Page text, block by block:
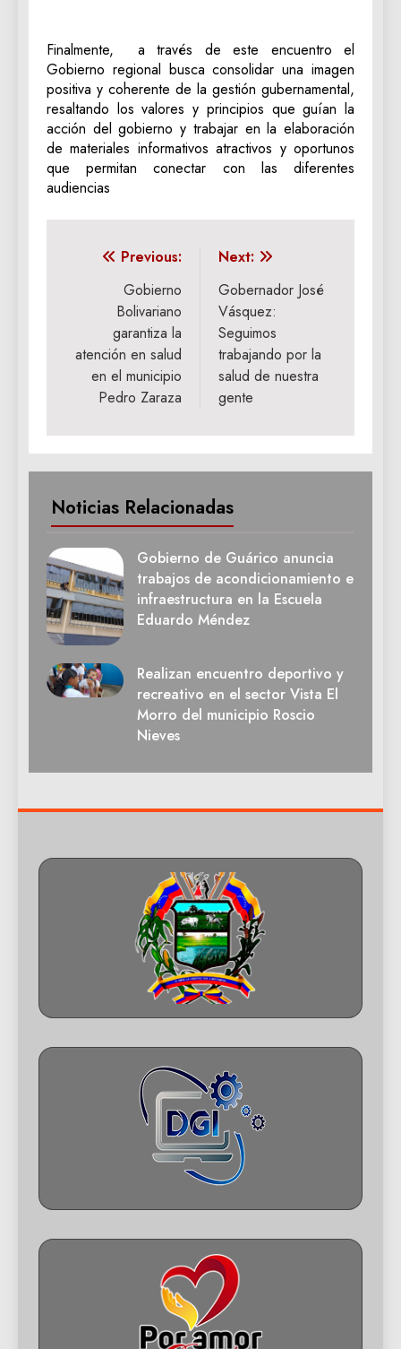
Finalmente, a través de este encuentro el
Gobierno regional busca consolidar una imagen
positiva y coherente de la gestión gubernamental,
resaltando los valores y principios que guían la
acción del gobierno y trabajar en la elaboración
de materiales informativos atractivos y oportunos
que permitan conectar con las diferentes
audiencias
Navegación
entradas
Previous:
Gobierno
Bolivariano
garantiza la
atención en salud
en el municipio
Pedro Zaraza
Next:
Gobernador José
Vásquez:
Seguimos
trabajando por la
salud de nuestra
gente
Noticias Relacionadas
Gobierno de Guárico anuncia
trabajos de acondicionamiento e
infraestructura en la Escuela
Eduardo Méndez
Realizan encuentro deportivo y
recreativo en el sector Vista El
Morro del municipio Roscio
Nieves